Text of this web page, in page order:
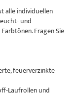
alle individuellen
und
Fragen Sie
feuerverzinkte
Laufrollen und